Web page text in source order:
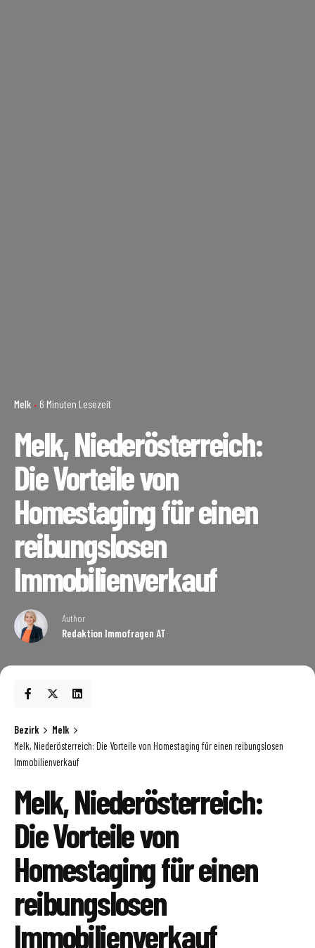
Melk 6 Minuten Lesezeit
Melk, Niederösterreich:
Die Vorteile von
Homestaging für einen
reibungslosen
Immobilienverkauf
Author
Redaktion Immofragen AT
Bezirk
Melk
Melk, Niederösterreich: Die Vorteile von Homestaging für einen reibungslosen
Immobilienverkauf
Melk, Niederösterreich:
Die Vorteile von
Homestaging für einen
reibungslosen
Immobilienverkauf